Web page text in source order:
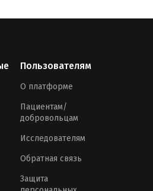
Пользователям
О платформе
Пациентам/
добровольцам
Исследователям
Обратная связь
Защита